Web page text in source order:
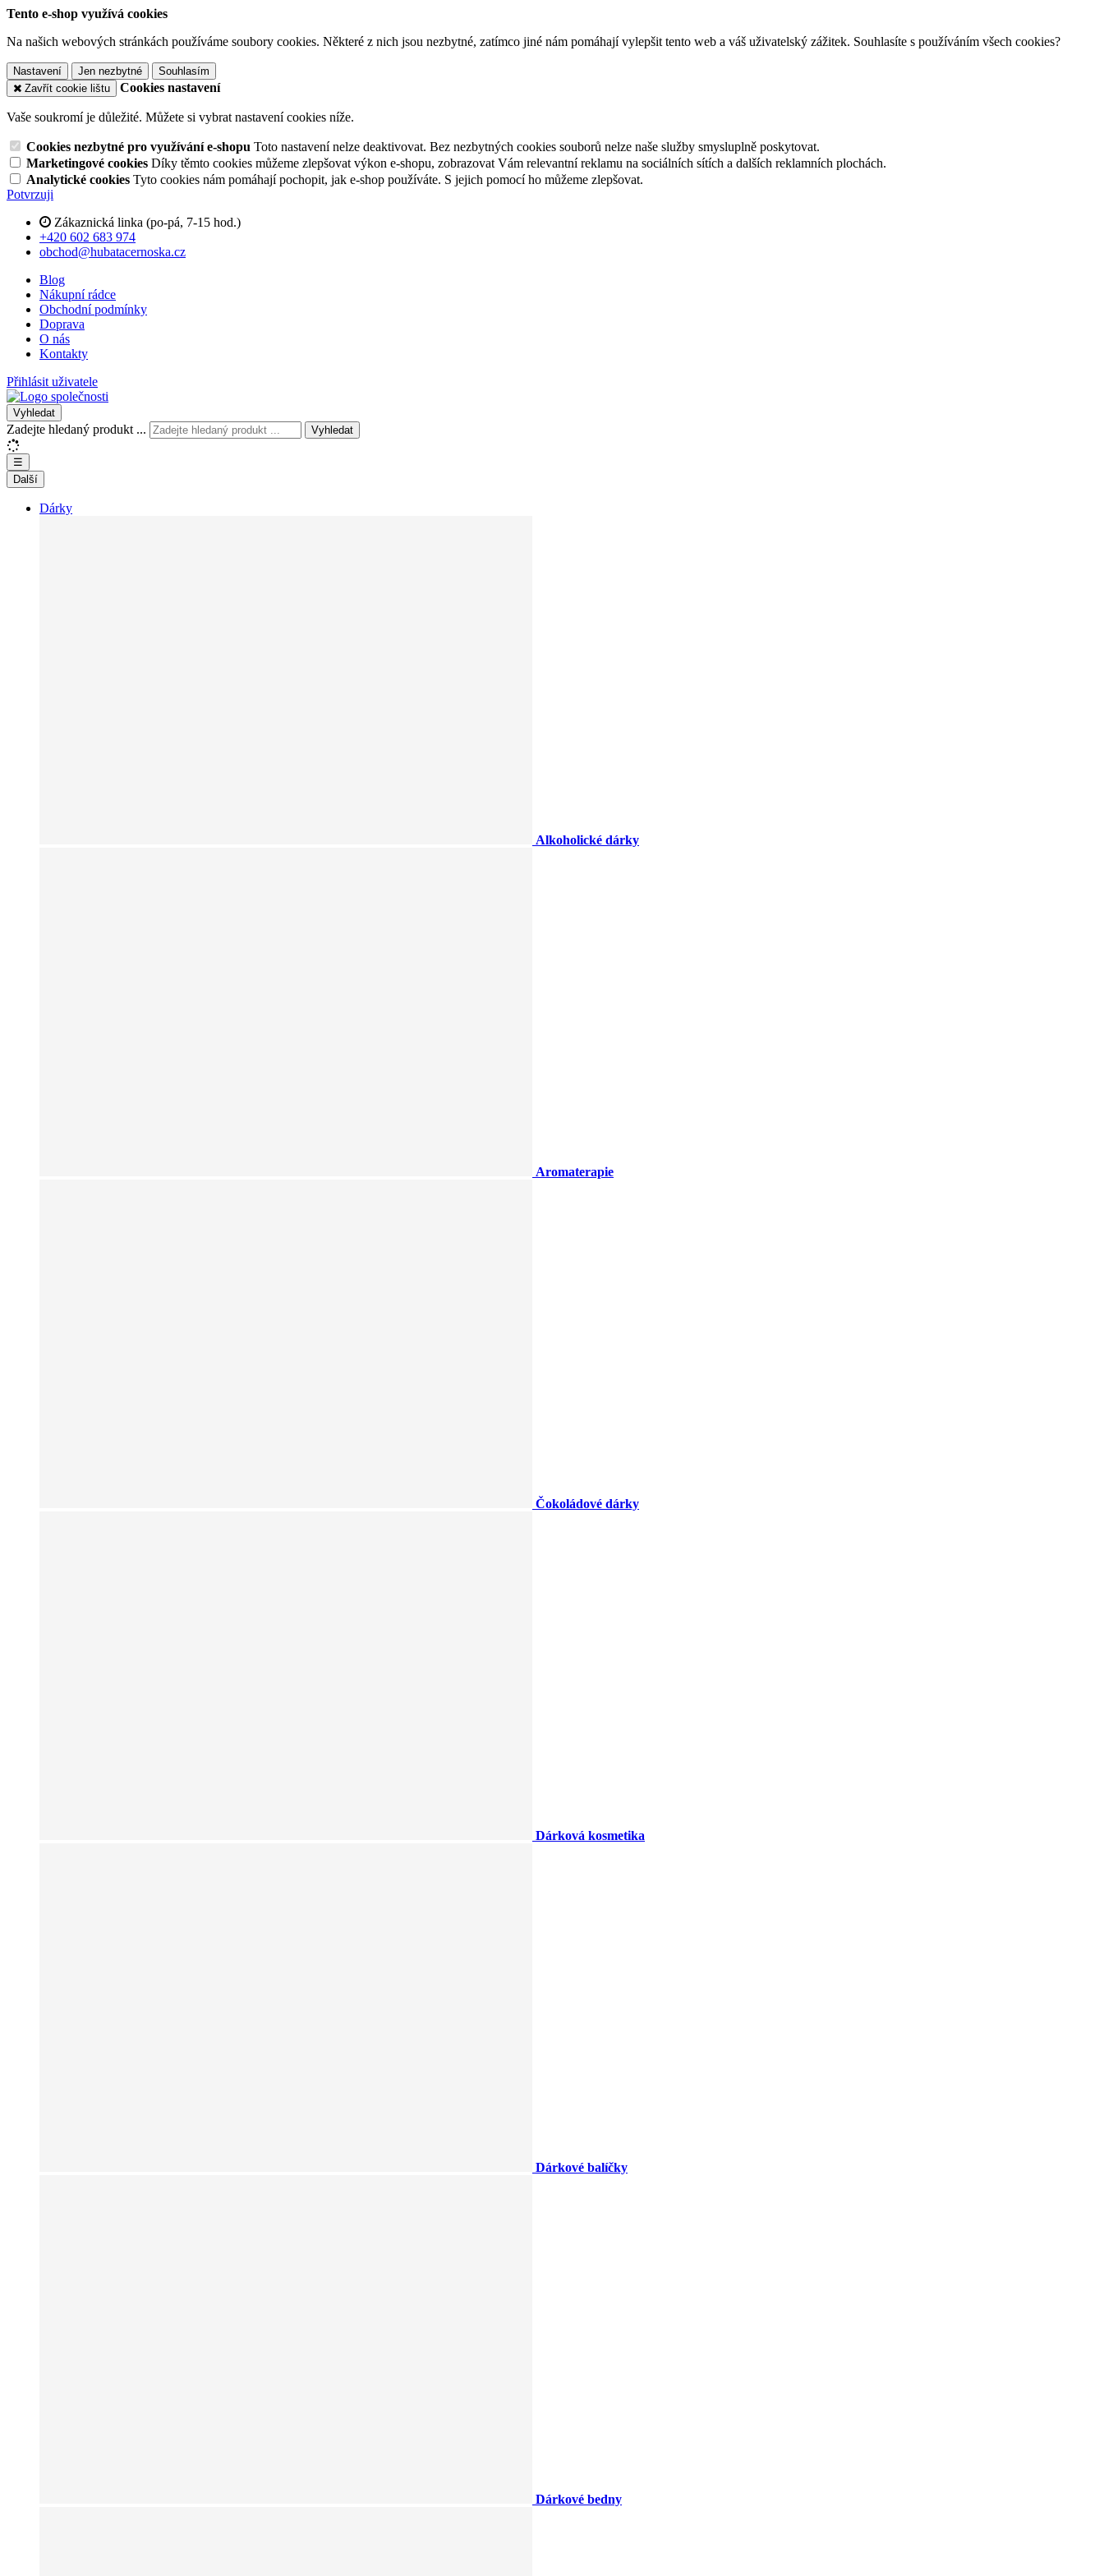
Tento e-shop využívá cookies
Na našich webových stránkách používáme soubory cookies. Některé z nich jsou nezbytné, zatímco jiné nám pomáhají vylepšit tento web a váš uživatelský zážitek. Souhlasíte s používáním všech cookies?
Nastavení Jen nezbytné
Souhlasím
Zavřít cookie lištu
Cookies nastavení
Vaše soukromí je důležité. Můžete si vybrat nastavení cookies níže.
Cookies nezbytné pro využívání e-shopu Toto nastavení nelze deaktivovat. Bez nezbytných cookies souborů nelze naše služby smysluplně poskytovat.
Marketingové cookies Díky těmto cookies můžeme zlepšovat výkon e-shopu, zobrazovat Vám relevantní reklamu na sociálních sítích a dalších reklamních plochách.
Analytické cookies Tyto cookies nám pomáhají pochopit, jak e-shop používáte. S jejich pomocí ho můžeme zlepšovat.
Potvrzuji
Zákaznická linka (po-pá, 7-15 hod.)
+420 602 683 974
obchod@hubatacernoska.cz
Blog
Nákupní rádce
Obchodní podmínky
Doprava
O nás
Kontakty
Přihlásit uživatele
Vyhledat
Zadejte hledaný produkt ... Vyhledat
☰
Další
Dárky
Alkoholické dárky
Aromaterapie
Čokoládové dárky
Dárková kosmetika
Dárkové balíčky
Dárkové bedny